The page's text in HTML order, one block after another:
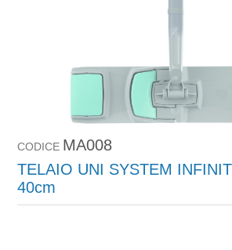
CODICE MA008
TELAIO UNI SYSTEM
40cm